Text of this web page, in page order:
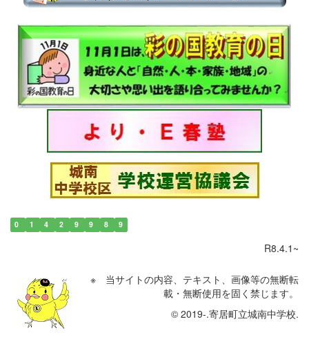
0 1 4 2 9 9 8 9
R8.4.1~
※ 当サイトの内容、テキスト、画像等の無断転
載・無断使用を固く禁じます。
© 2019-.寄居町立城南中学校.